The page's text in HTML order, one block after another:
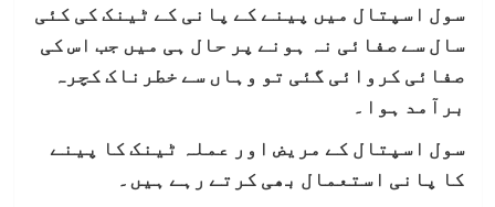
سول اسپتال میں پینے کے پانی کے ٹینک کی کئی
سال سے صفائی نہ ہونے پر حال ہی میں جب اس کی
صفائی کروائی گئی تو وہاں سے خطرناک کچرہ
برآمد ہوا۔
سول اسپتال کے مریض اور عملہ ٹینک کا پینے
کا پانی استعمال بھی کرتے رہے ہیں۔